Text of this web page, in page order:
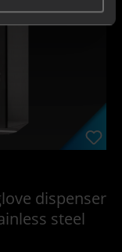
dispenser
steel